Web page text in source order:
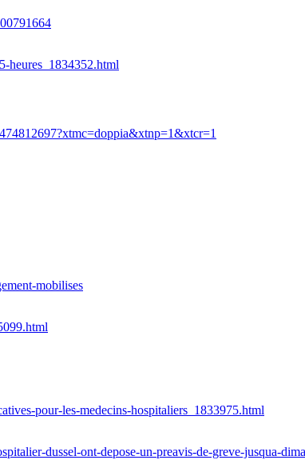
heures_1834352.html
mobilises
pour-les-medecins-hospitaliers_1833975.html
dussel-ont-depose-un-preavis-de-greve-jusqua-